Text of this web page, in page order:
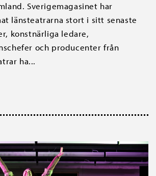
Sverigemagasinet har
länsteatrarna stort i sitt senaste
konstnärliga ledare,
och producenter från
ha...